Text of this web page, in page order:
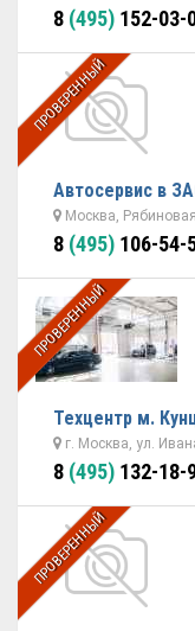
8 (495) 152-03-
ПРОВЕРЕННЫЙ
Автосервис в
Москва,
8 (495) 106-54-
ПРОВЕРЕННЫЙ
Техцентр м.
г. Москва, ул.
8 (495) 132-18-
ПРОВЕРЕННЫЙ